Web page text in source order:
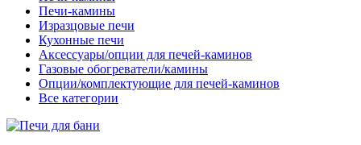
Печи-камины
Изразцовые печи
Кухонные печи
Аксессуары/опции для печей-каминов
Газовые обогреватели/камины
Опции/комплектующие для печей-каминов
Все категории